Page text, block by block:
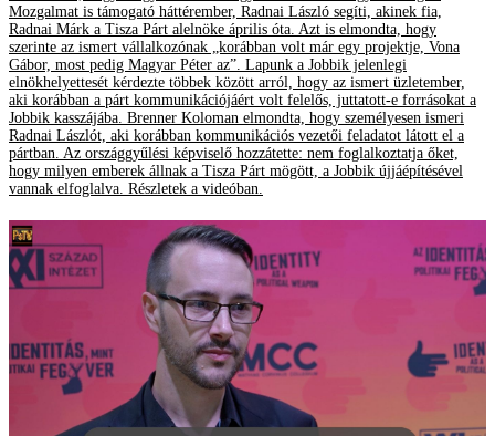
Mozgalmat is támogató háttérember, Radnai László segíti, akinek fia,
Radnai Márk a Tisza Párt alelnöke április óta. Azt is elmondta, hogy
szerinte az ismert vállalkozónak „korábban volt már egy projektje, Vona
Gábor, most pedig Magyar Péter az”. Lapunk a Jobbik jelenlegi
elnökhelyettesét kérdezte többek között arról, hogy az ismert üzletember,
aki korábban a párt kommunikációjáért volt felelős, juttatott-e forrásokat a
Jobbik kasszájába. Brenner Koloman elmondta, hogy személyesen ismeri
Radnai Lászlót, aki korábban kommunikációs vezetői feladatot látott el a
pártban. Az országgyűlési képviselő hozzátette: nem foglalkoztatja őket,
hogy milyen emberek állnak a Tisza Párt mögött, a Jobbik újjáépítésével
vannak elfoglalva. Részletek a videóban.